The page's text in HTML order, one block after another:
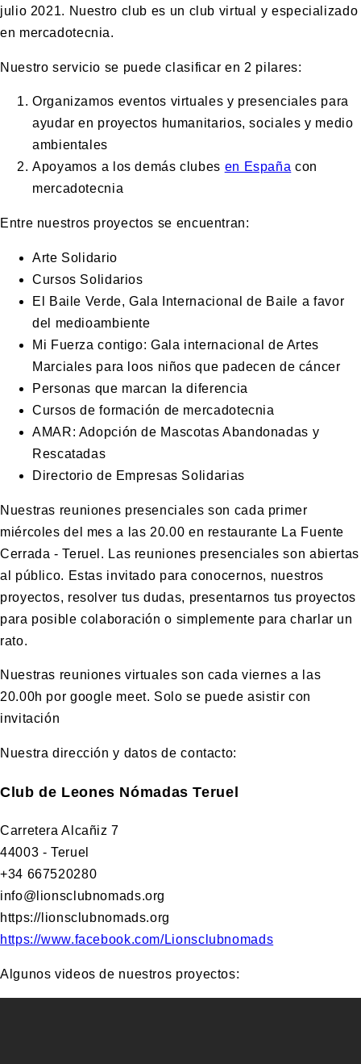
julio 2021. Nuestro club es un club virtual y especializado
en mercadotecnia.
Nuestro servicio se puede clasificar en 2 pilares:
Organizamos eventos virtuales y presenciales para
ayudar en proyectos humanitarios, sociales y medio
ambientales
Apoyamos a los demás clubes en España con
mercadotecnia
Entre nuestros proyectos se encuentran:
Arte Solidario
Cursos Solidarios
El Baile Verde, Gala Internacional de Baile a favor
del medioambiente
Mi Fuerza contigo: Gala internacional de Artes
Marciales para loos niños que padecen de cáncer
Personas que marcan la diferencia
Cursos de formación de mercadotecnia
AMAR: Adopción de Mascotas Abandonadas y
Rescatadas
Directorio de Empresas Solidarias
Nuestras reuniones presenciales son cada primer
miércoles del mes a las 20.00 en restaurante La Fuente
Cerrada - Teruel. Las reuniones presenciales son abiertas
al público. Estas invitado para conocernos, nuestros
proyectos, resolver tus dudas, presentarnos tus proyectos
para posible colaboración o simplemente para charlar un
rato.
Nuestras reuniones virtuales son cada viernes a las
20.00h por google meet. Solo se puede asistir con
invitación
Nuestra dirección y datos de contacto:
Club de Leones Nómadas Teruel
Carretera Alcañiz 7
44003 - Teruel
+34 667520280
info@lionsclubnomads.org
https://lionsclubnomads.org
https://www.facebook.com/Lionsclubnomads
Algunos videos de nuestros proyectos: